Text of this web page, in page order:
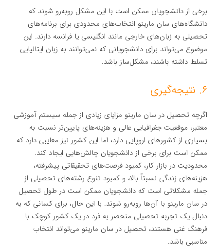
برخی از دانشجویان ممکن است با این مشکل روبه‌رو شوند که
دانشگاه‌های سان مارینو انتخاب‌های محدودی برای برنامه‌های
تحصیلی به زبان‌های خارجی مانند انگلیسی یا فرانسه دارند. این
موضوع می‌تواند برای دانشجویانی که نمی‌توانند به زبان ایتالیایی
تسلط داشته باشند، مشکل‌ساز باشد.
۶. نتیجه‌گیری
اگرچه تحصیل در سان مارینو مزایای زیادی از جمله سیستم آموزشی
معتبر، موقعیت جغرافیایی عالی و هزینه‌های پایین‌تر نسبت به
بسیاری از کشورهای اروپایی دارد، اما این کشور نیز معایبی دارد که
ممکن است برای برخی از دانشجویان چالش‌هایی ایجاد کند.
محدودیت در بازار کار، کمبود فرصت‌های تحقیقاتی پیشرفته،
هزینه‌های زندگی نسبتاً بالا، و کمبود تنوع رشته‌های تحصیلی از
جمله مشکلاتی است که دانشجویان ممکن است در طول تحصیل
در سان مارینو با آن‌ها روبه‌رو شوند. با این حال، برای کسانی که به
دنبال یک تجربه تحصیلی منحصر به فرد در یک کشور کوچک با
فرهنگ غنی هستند، تحصیل در سان مارینو می‌تواند انتخاب
مناسبی باشد.